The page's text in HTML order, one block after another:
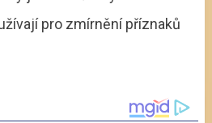
pro zmírnění příznaků